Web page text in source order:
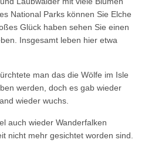
National Parks können Sie Elche
Glück haben sehen Sie einen
Insgesamt leben hier etwa
man das die Wölfe im Isle
werden, doch es gab wieder
wieder wuchs.
auch wieder Wanderfalken
nicht mehr gesichtet worden sind.